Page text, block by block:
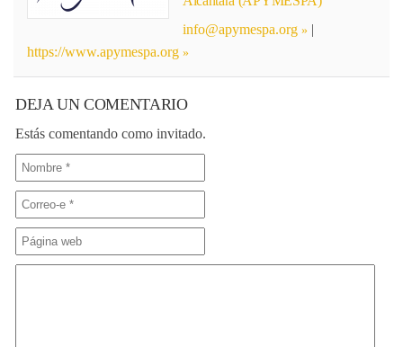
info@apymespa.org
|
https://www.apymespa.org
DEJA UN COMENTARIO
Estás comentando como invitado.